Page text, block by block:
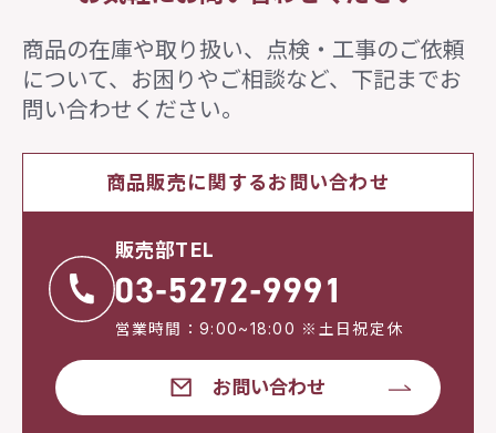
商品の在庫や取り扱い、点検・工事のご依頼
について、 お困りやご相談など、下記までお
問い合わせください。
商品販売に関するお問い合わせ
販売部TEL
営業時間：9:00~18:00 ※土日祝定休
お問い合わせ